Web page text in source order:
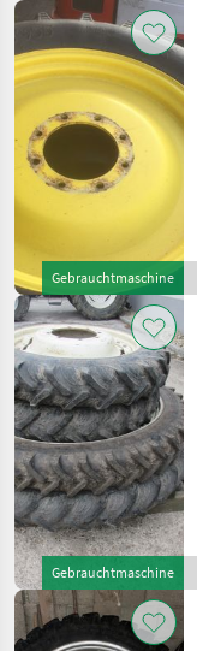
Gebrauchtmaschine
Gebrauchtmaschine